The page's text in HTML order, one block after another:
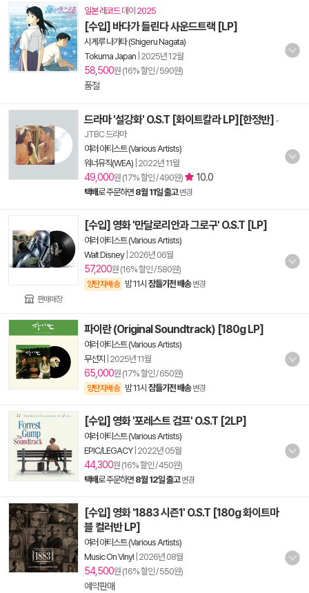
일본 레코드 데이 2025
[수입] 바다가 들린다 사운드트랙 [LP]
시게루 나가타 (Shigeru Nagata)
Tokuma Japan 2025년 12월
58,500원 (16% 할인 / 590원)
품절
드라마 '설강화' O.S.T [화이트칼라 LP][한정반] -
JTBC 드라마
여러 아티스트 (Various Artists)
워너뮤직(WEA) 2022년 11월
49,000원 (17% 할인 / 490원) 10.0
택배로 주문하면 8월 11일 출고 변경
판매매장
[수입] 영화 '만달로리안과 그로구' O.S.T [LP]
여러 아티스트 (Various Artists)
Walt Disney| 2026년 06월
57,200원 (16% 할인 / 580원)
양탄자배송 밤 11시 잠들기전 배송 변경
파이란 (Original Soundtrack) [180g LP]
여러 아티스트 (Various Artists)
무선지
2025년 11월
65,000원 (17% 할인 / 650원)
양탄자배송 밤 11시 잠들기전 배송 변경
[수입] 영화 '포레스트 검프' O.S.T [2LP]
여러 아티스트 (Various Artists)
EPIC/LEGACY| 2022년 05월
44,300원 (16% 할인 / 450원)
택배로 주문하면 8월 12일 출고 변경
[수입] 영화 '1883 시즌1' O.S.T [180g 화이트마
블 컬러반 LP]
여러 아티스트 (Various Artists)
Music On Vinyl 2026년 08월
54,500원 (16% 할인 / 550원)
예약판매